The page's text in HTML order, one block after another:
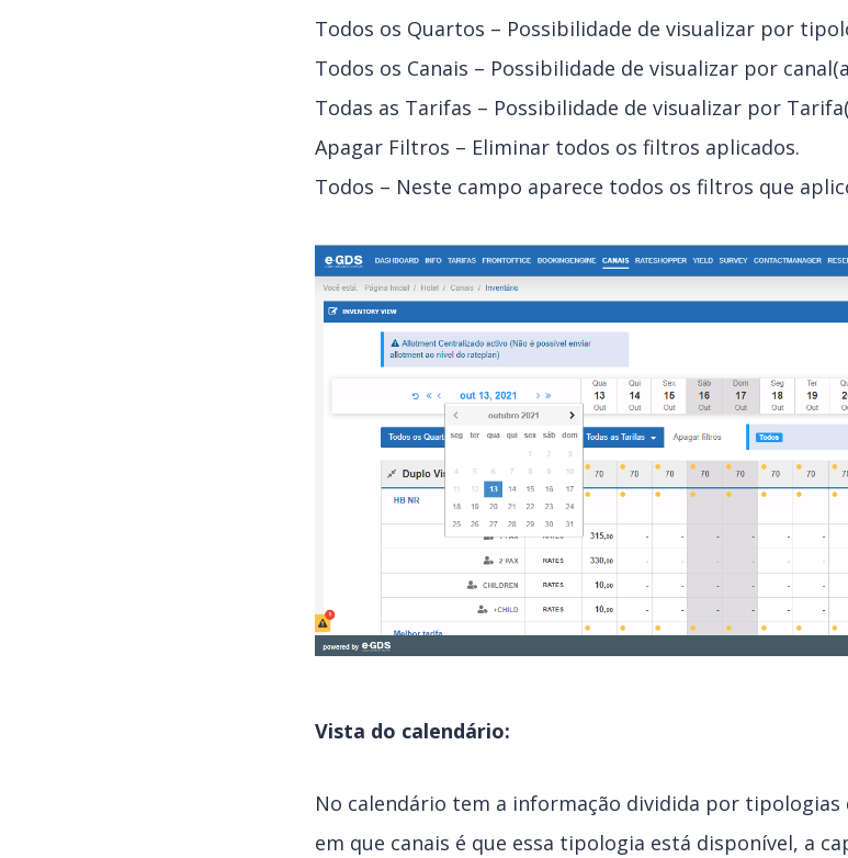
Todos os Quartos – Possibilidade de visualizar por
Todos os Canais – Possibilidade de visualizar por
Todas as Tarifas – Possibilidade de visualizar por
Apagar Filtros – Eliminar todos os filtros aplicados.
Todos – Neste campo aparece todos os filtros que
Vista do calendário:
No calendário tem a informação dividida por
em que canais é que essa tipologia está disponível, a